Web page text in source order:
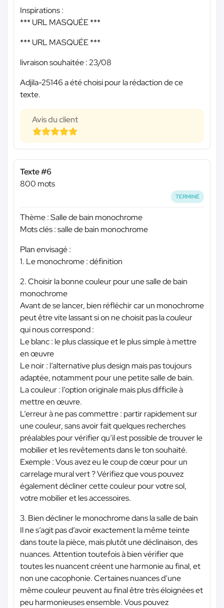
Inspirations :
*** URL MASQUÉE ***
*** URL MASQUÉE ***
livraison souhaitée : 23/08
Adjila-25146 a été choisi pour la rédaction de ce
texte.
Avis du client
Texte #6
800 mots
TERMINÉ
Thème : Salle de bain monochrome
Mots clés : salle de bain monochrome
Plan envisagé :
1. Le monochrome : définition
2. Choisir la bonne couleur pour une salle de bain
monochrome
Avant de se lancer, bien réfléchir car un monochrome
peut être vite lassant si on ne choisit pas la couleur
qui nous correspond :
Le blanc : le plus classique et le plus simple à mettre
en œuvre
Le noir : l’alternative plus design mais pas toujours
adaptée, notamment pour une petite salle de bain.
La couleur : l’option originale mais plus difficile à
mettre en œuvre.
L’erreur à ne pas commettre : partir rapidement sur
une couleur, sans avoir fait quelques recherches
préalables pour vérifier qu’il est possible de trouver le
mobilier et les revêtements dans le ton souhaité.
Exemple : Vous avez eu le coup de cœur pour un
carrelage mural vert ? Vérifiez que vous pouvez
également décliner cette couleur pour votre sol,
votre mobilier et les accessoires.
3. Bien décliner le monochrome dans la salle de bain
Il ne s’agit pas d’avoir exactement la même teinte
dans toute la pièce, mais plutôt une déclinaison, des
nuances. Attention toutefois à bien vérifier que
toutes les nuancent créent une harmonie au final, et
non une cacophonie. Certaines nuances d’une
même couleur peuvent au final être très éloignées et
peu harmonieuses ensemble. Vous pouvez